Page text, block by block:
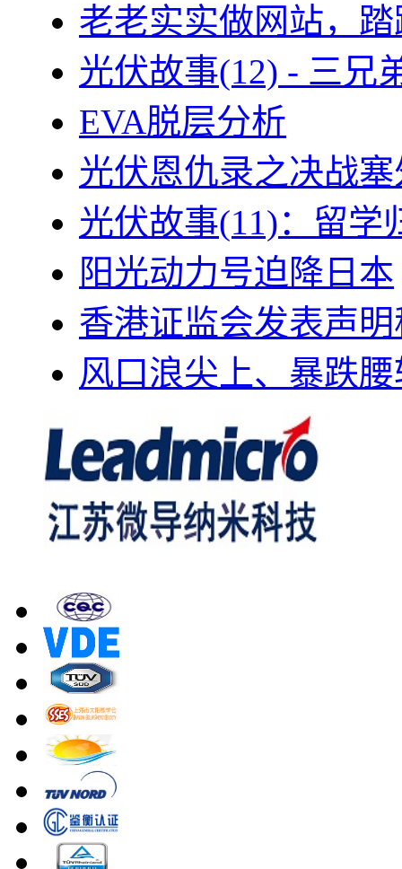
老老实实做网站，
光伏故事(12) - 三兄
EVA脱层分析
光伏恩仇录之决战
光伏故事(11)：留学
阳光动力号迫降日本
香港证监会发表声
风口浪尖上、暴跌